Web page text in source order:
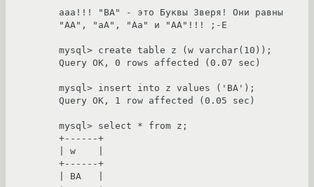
ааа!!! "ВА" - это Буквы Зверя! Они равны
"AA", "aA", "Aa" и "AA"!!! ;-Е
mysql> create table z (w varchar(10));
Query OK, 0 rows affected (0.07 sec)
mysql> insert into z values ('ВА');
Query OK, 1 row affected (0.05 sec)
mysql> select * from z;
+------+
| w    |
+------+
| ВА   |